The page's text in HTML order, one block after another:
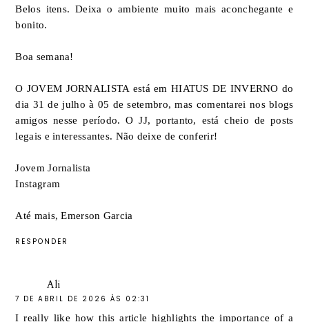
Belos itens. Deixa o ambiente muito mais aconchegante e
bonito.
Boa semana!
O JOVEM JORNALISTA está em HIATUS DE INVERNO do
dia 31 de julho à 05 de setembro, mas comentarei nos blogs
amigos nesse período. O JJ, portanto, está cheio de posts
legais e interessantes. Não deixe de conferir!
Jovem Jornalista
Instagram
Até mais, Emerson Garcia
RESPONDER
Ali
7 DE ABRIL DE 2026 ÀS 02:31
I really like how this article highlights the importance of a